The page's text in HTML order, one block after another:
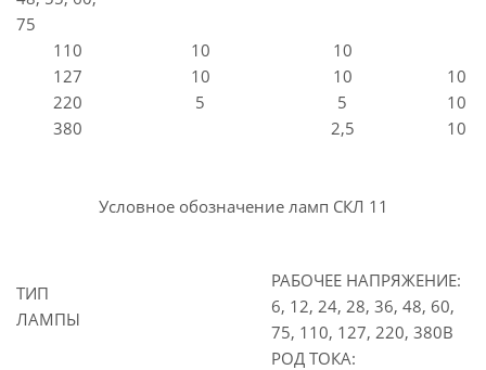
75
110 10
10
127
10 10
10
220
5 5
10
380
2,5 10
Условное обозначение ламп СКЛ 11
ТИП
ЛАМПЫ
РАБОЧЕЕ НАПРЯЖЕНИЕ:
6, 12, 24, 28, 36, 48, 60,
75, 110, 127, 220, 380В
РОД ТОКА: